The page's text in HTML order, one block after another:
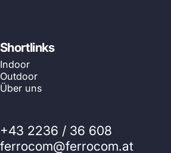
Shortlinks
Indoor
Outdoor
Über uns
+43 2236 / 36 608
ferrocom@ferrocom.at